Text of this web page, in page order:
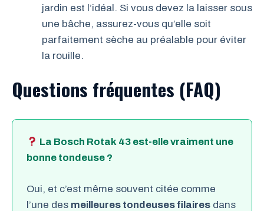
jardin est l’idéal. Si vous devez la laisser sous
une bâche, assurez-vous qu’elle soit
parfaitement sèche au préalable pour éviter
la rouille.
Questions fréquentes (FAQ)
La Bosch Rotak 43 est-elle vraiment une
bonne tondeuse ?
Oui, et c’est même souvent citée comme
l’une des meilleures tondeuses filaires dans